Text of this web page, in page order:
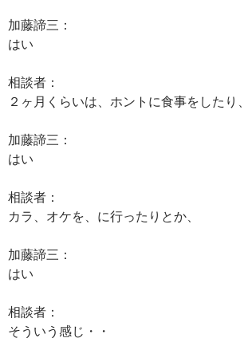
加藤諦三：
はい
相談者：
２ヶ月くらいは、ホントに食事をしたり、
加藤諦三：
はい
相談者：
カラ、オケを、に行ったりとか、
加藤諦三：
はい
相談者：
そういう感じ・・